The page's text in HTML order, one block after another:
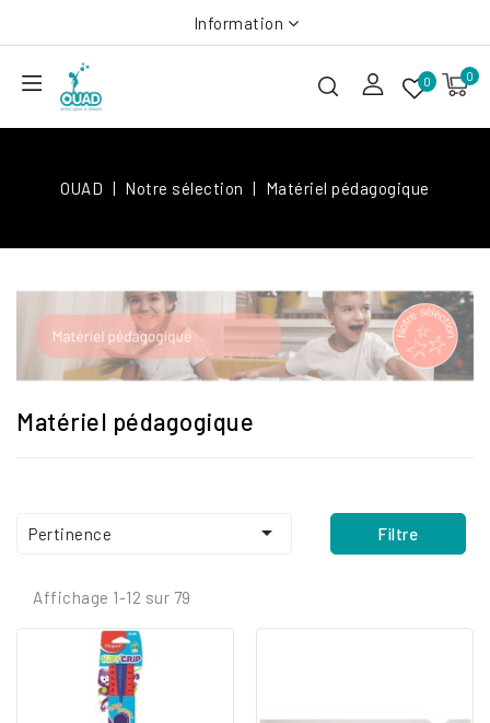
Information
0
0
OUAD Notre sélection Matériel pédagogique
Matériel pédagogique
Pertinence  Filtre
Affichage 1-12 sur 79